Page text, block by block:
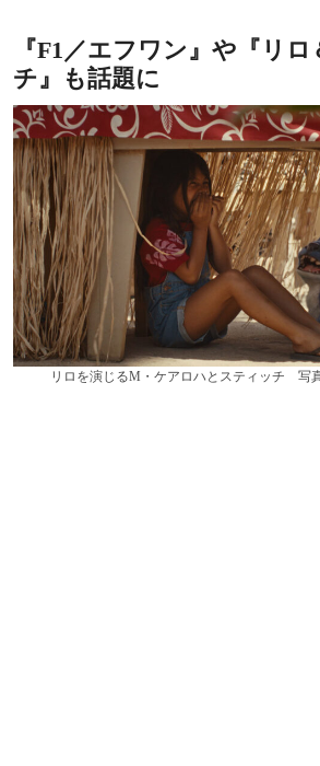
『F1／エフワン』や『リ
チ』も話題に
リロを演じるM・ケアロハとスティッチ 写